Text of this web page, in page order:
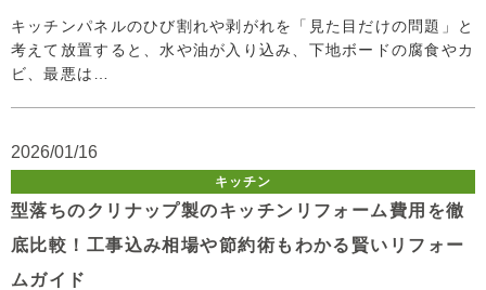
キッチンパネルのひび割れや剥がれを「見た目だけの問題」と
考えて放置すると、水や油が入り込み、下地ボードの腐食やカ
ビ、最悪は…
2026/01/16
キッチン
型落ちのクリナップ製のキッチンリフォーム費用を徹
底比較！工事込み相場や節約術もわかる賢いリフォー
ムガイド